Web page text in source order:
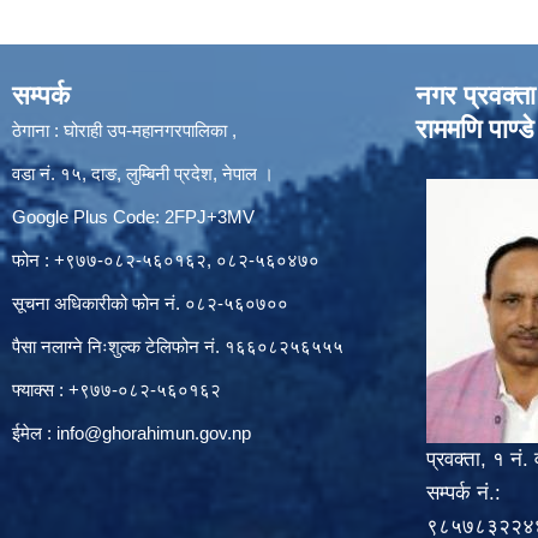
सम्पर्क
ठेगाना : घोराही उप-महानगरपालिका ,
वडा नं. १५, दाङ, लुम्बिनी प्रदेश, नेपाल ।
Google Plus Code: 2FPJ+3MV
फोन : +९७७-०८२-५६०१६२, ०८२-५६०४७०
सूचना अधिकारीको फोन नं. ०८२-५६०७००
पैसा नलाग्ने निःशुल्क टेलिफोन नं. १६६०८२५६५५५
फ्याक्स : +९७७-०८२-५६०१६२
ईमेल : info@ghorahimun.gov.np
नगर प्रवक्ता
राममणि पाण्डे
प्रवक्ता, १ नं.
सम्पर्क नं.: